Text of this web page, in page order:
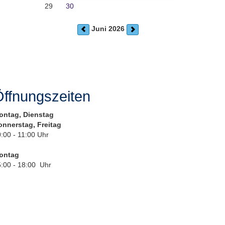
29
30
Juni 2026
Dienstag
Freitag
- 11:00 Uhr
- 18:00 Uhr